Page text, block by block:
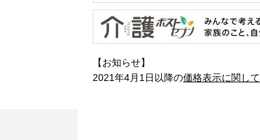
【お知らせ】
2021年4月1日以降の価格表示に関して